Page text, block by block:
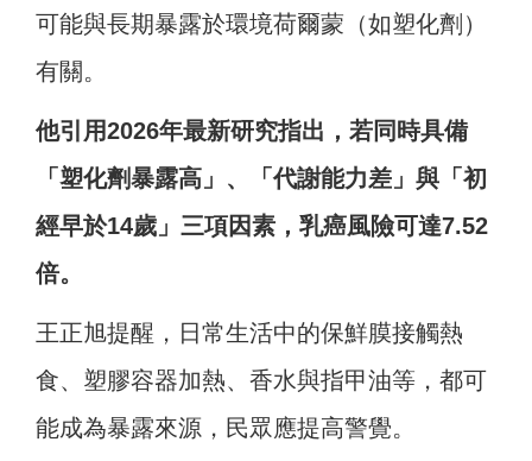
可能與長期暴露於環境荷爾蒙（如塑化劑）
有關。
他引用2026年最新研究指出，若同時具備
「塑化劑暴露高」、「代謝能力差」與「初
經早於14歲」三項因素，乳癌風險可達7.52
倍。
王正旭提醒，日常生活中的保鮮膜接觸熱
食、塑膠容器加熱、香水與指甲油等，都可
能成為暴露來源，民眾應提高警覺。